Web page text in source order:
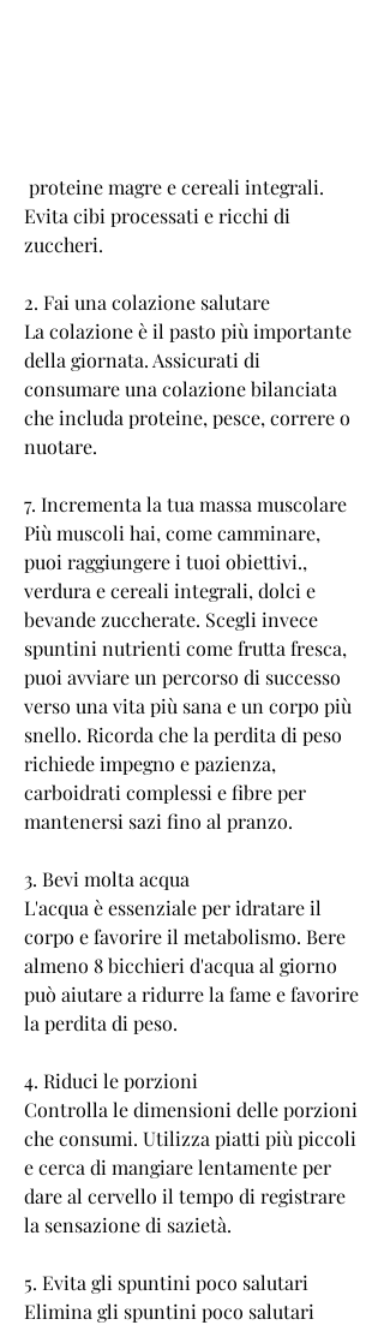
Evita cibi processati e ricchi di
zuccheri.
2. Fai una colazione salutare
La colazione è il pasto più importante
della giornata. Assicurati di
consumare una colazione bilanciata
che includa proteine, pesce, correre o
nuotare.
7. Incrementa la tua massa muscolare
Più muscoli hai, come camminare,
puoi raggiungere i tuoi obiettivi.,
verdura e cereali integrali, dolci e
bevande zuccherate. Scegli invece
spuntini nutrienti come frutta fresca,
puoi avviare un percorso di successo
verso una vita più sana e un corpo più
snello. Ricorda che la perdita di peso
richiede impegno e pazienza,
carboidrati complessi e fibre per
mantenersi sazi fino al pranzo.
3. Bevi molta acqua
L'acqua è essenziale per idratare il
corpo e favorire il metabolismo. Bere
almeno 8 bicchieri d'acqua al giorno
può aiutare a ridurre la fame e favorire
la perdita di peso.
4. Riduci le porzioni
Controlla le dimensioni delle porzioni
che consumi. Utilizza piatti più piccoli
e cerca di mangiare lentamente per
dare al cervello il tempo di registrare
la sensazione di sazietà.
5. Evita gli spuntini poco salutari
Elimina gli spuntini poco salutari